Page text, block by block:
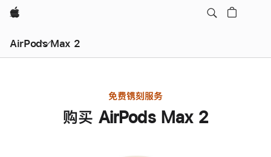
Apple
AirPods Max 2
免费镌刻服务
购买 AirPods Max 2